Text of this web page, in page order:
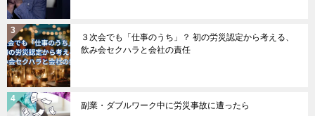
３次会でも「仕事のうち」？ 初の労災認定から考える、
飲み会セクハラと会社の責任
副業・ダブルワーク中に労災事故に遭ったら